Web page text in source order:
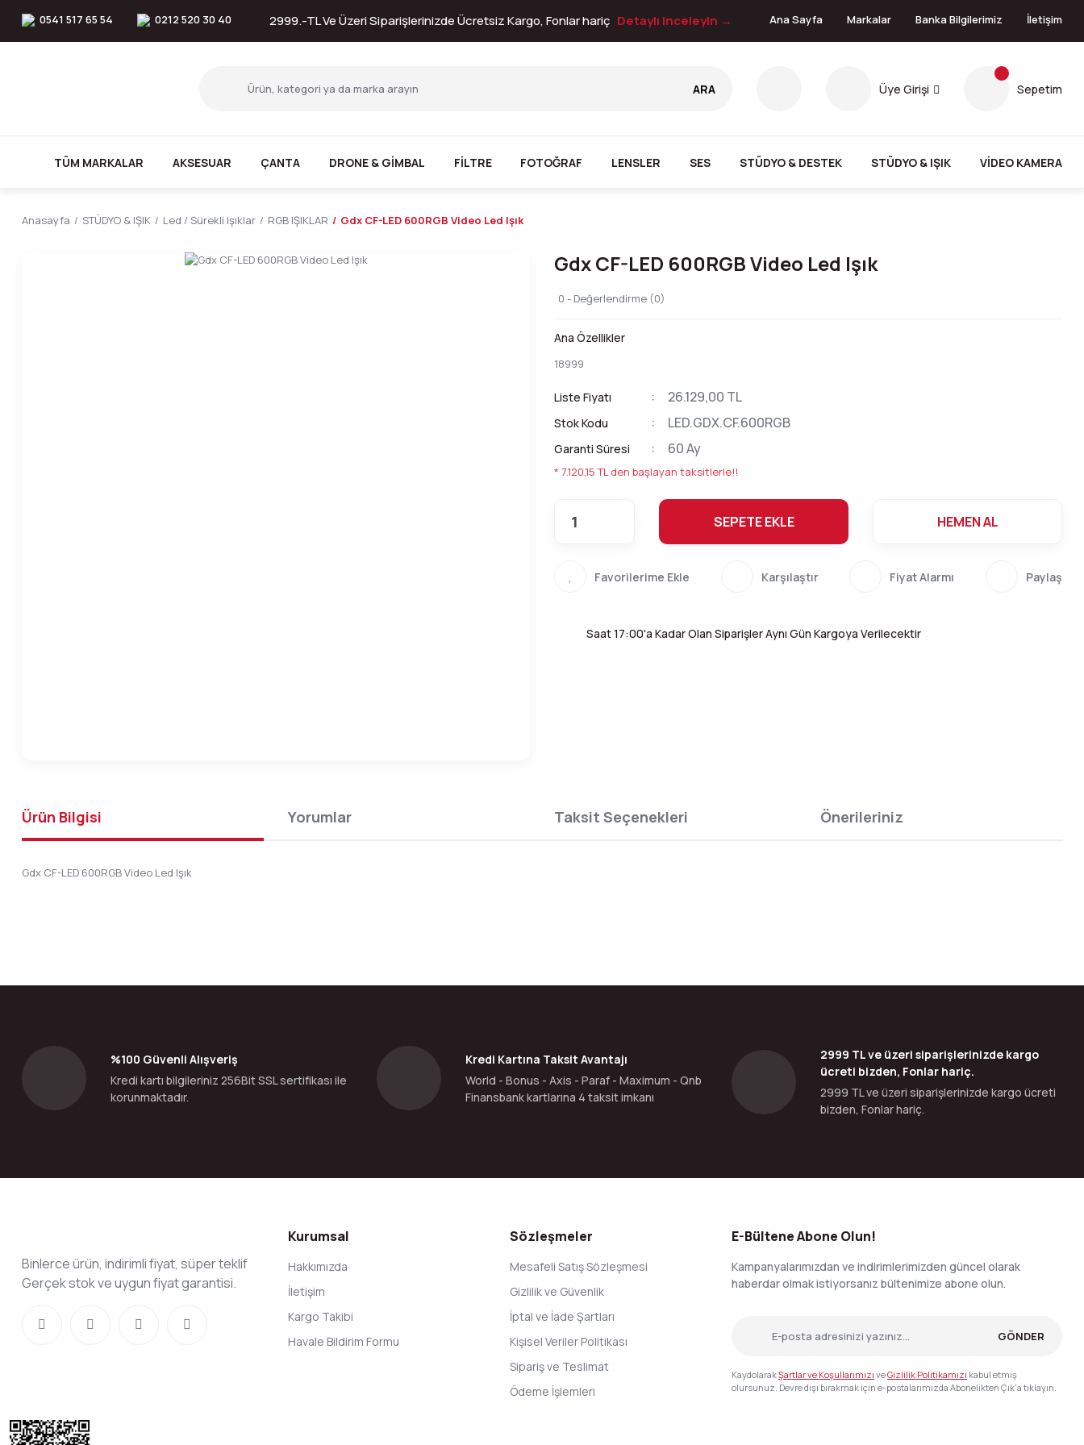
0541 517 65 54 0212 520 30 40 2999.-TL Ve Üzeri Siparişlerinizde Ücretsiz Kargo, Fonlar hariç Detaylı inceleyin → Ana Sayfa Markalar Banka Bilgilerimiz İletişim
ARA Üye Girişi Sepetim
TÜM MARKALAR AKSESUAR ÇANTA DRONE & GİMBAL FİLTRE FOTOĞRAF LENSLER SES STÜDYO & DESTEK STÜDYO & IŞIK VİDEO KAMERA
Anasayfa STÜDYO & IŞIK Led / Sürekli Işıklar RGB IŞIKLAR Gdx CF-LED 600RGB Video Led Işık
Gdx CF-LED 600RGB Video Led Işık
0 - Değerlendirme (0)
Ana Özellikler
18999
Liste Fiyatı 26.129,00 TL
Stok Kodu LED.GDX.CF.600RGB
Garanti Süresi 60 Ay
* 7.120,15 TL den başlayan taksitlerle!!
SEPETE EKLE HEMEN AL
Karşılaştır Fiyat Alarmı Paylaş
Saat 17:00'a Kadar Olan Siparişler Aynı Gün Kargoya Verilecektir
Ürün Bilgisi Yorumlar Taksit Seçenekleri Önerileriniz
Gdx CF-LED 600RGB Video Led Işık
Ürün fiyatı diğer sitelerden daha pahalı.
Bu ürüne benzer farklı alternatifler olmalı.
%100 Güvenli Alışveriş
Kredi kartı bilgileriniz 256Bit SSL sertifikası ile
korunmaktadır.
Kredi Kartına Taksit Avantajı
World - Bonus - Axis - Paraf - Maximum - Qnb
Finansbank kartlarına 4 taksit imkanı
2999 TL ve üzeri siparişlerinizde kargo
ücreti bizden, Fonlar hariç.
2999 TL ve üzeri siparişlerinizde kargo ücreti
bizden, Fonlar hariç.
Binlerce ürün, indirimli fiyat, süper teklif
Gerçek stok ve uygun fiyat garantisi.
Kurumsal
Hakkımızda
İletişim
Kargo Takibi
Havale Bildirim Formu
Sözleşmeler
Mesafeli Satış Sözleşmesi
Gizlilik ve Güvenlik
İptal ve İade Şartları
Kişisel Veriler Politikası
Sipariş ve Teslimat
Ödeme İşlemleri
E-Bültene Abone Olun!
Kampanyalarımızdan ve indirimlerimizden güncel olarak
haberdar olmak istiyorsanız bültenimize abone olun.
GÖNDER
KaydolarakŞartlar ve Koşullarımızı veGizlilik Politikamızı kabul etmiş
olursunuz. Devre dışı bırakmak için e-postalarımızda Abonelikten Çık'a tıklayın.